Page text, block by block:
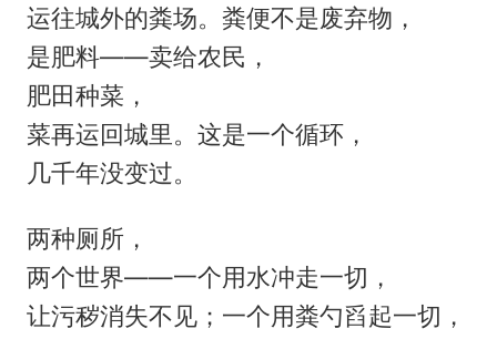
运往城外的粪场。粪便不是废弃物，
是肥料——卖给农民，
肥田种菜，
菜再运回城里。这是一个循环，
几千年没变过。
两种厕所，
两个世界——一个用水冲走一切，
让污秽消失不见；一个用粪勺舀起一切，